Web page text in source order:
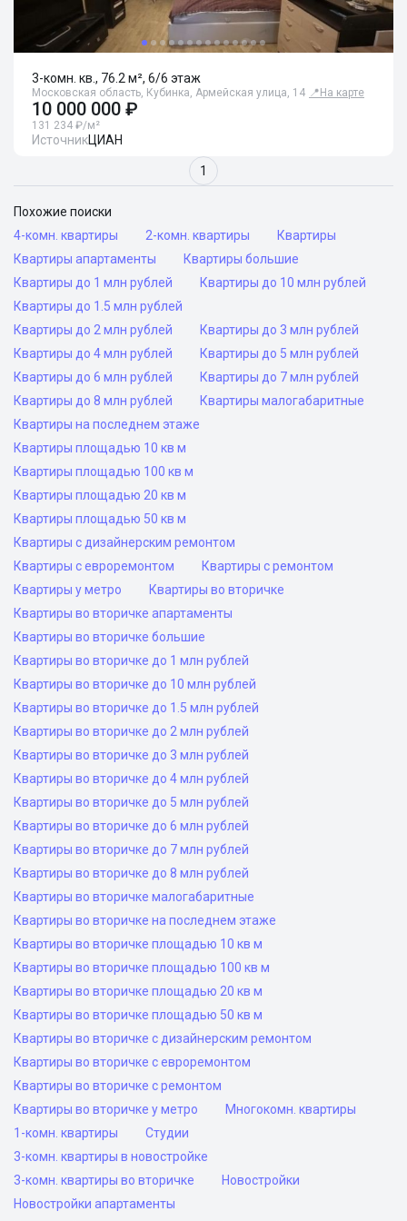
3-комн. кв., 76.2 м², 6/6 этаж
Московская область, Кубинка, Армейская улица, 14 📍 На карте
10 000 000 ₽
131 234 ₽/м²
ИсточникЦИАН
1
Похожие поиски
4-комн. квартиры
2-комн. квартиры
Квартиры
Квартиры апартаменты
Квартиры большие
Квартиры до 1 млн рублей
Квартиры до 10 млн рублей
Квартиры до 1.5 млн рублей
Квартиры до 2 млн рублей
Квартиры до 3 млн рублей
Квартиры до 4 млн рублей
Квартиры до 5 млн рублей
Квартиры до 6 млн рублей
Квартиры до 7 млн рублей
Квартиры до 8 млн рублей
Квартиры малогабаритные
Квартиры на последнем этаже
Квартиры площадью 10 кв м
Квартиры площадью 100 кв м
Квартиры площадью 20 кв м
Квартиры площадью 50 кв м
Квартиры с дизайнерским ремонтом
Квартиры с евроремонтом
Квартиры с ремонтом
Квартиры у метро
Квартиры во вторичке
Квартиры во вторичке апартаменты
Квартиры во вторичке большие
Квартиры во вторичке до 1 млн рублей
Квартиры во вторичке до 10 млн рублей
Квартиры во вторичке до 1.5 млн рублей
Квартиры во вторичке до 2 млн рублей
Квартиры во вторичке до 3 млн рублей
Квартиры во вторичке до 4 млн рублей
Квартиры во вторичке до 5 млн рублей
Квартиры во вторичке до 6 млн рублей
Квартиры во вторичке до 7 млн рублей
Квартиры во вторичке до 8 млн рублей
Квартиры во вторичке малогабаритные
Квартиры во вторичке на последнем этаже
Квартиры во вторичке площадью 10 кв м
Квартиры во вторичке площадью 100 кв м
Квартиры во вторичке площадью 20 кв м
Квартиры во вторичке площадью 50 кв м
Квартиры во вторичке с дизайнерским ремонтом
Квартиры во вторичке с евроремонтом
Квартиры во вторичке с ремонтом
Квартиры во вторичке у метро
Многокомн. квартиры
1-комн. квартиры
Студии
3-комн. квартиры в новостройке
3-комн. квартиры во вторичке
Новостройки
Новостройки апартаменты